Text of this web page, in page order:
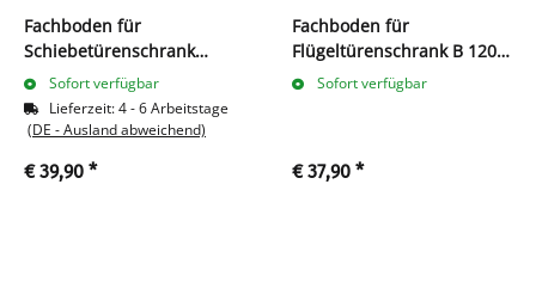
Fachboden für
Schiebetürenschrank
550127/550147/550167
weiß
Sofort verfügbar
Lieferzeit:4 - 6 Arbeitstage
(DE - Ausland abweichend)
€ 39,90 *
Fachboden für
Flügeltürenschrank B 1200
x T 422 mm, lichtgrau
Sofort verfügbar
€ 37,90 *